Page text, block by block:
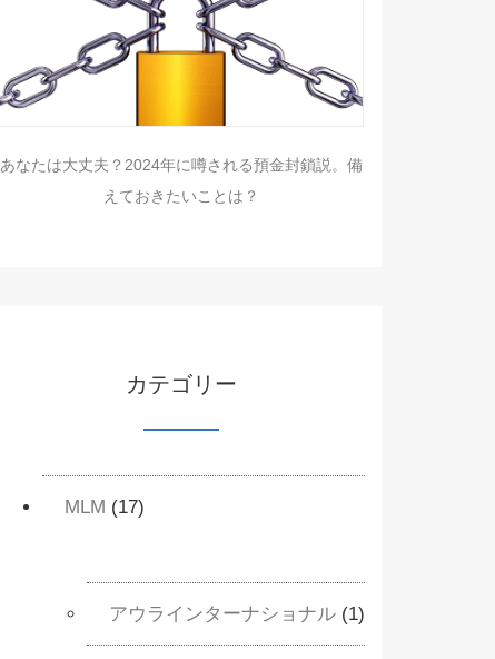
あなたは大丈夫？2024年に噂される預金封鎖説。備
えておきたいことは？
カテゴリー
MLM (17)
アウラインターナショナル (1)